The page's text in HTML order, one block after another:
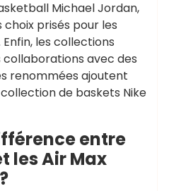
Michael Jordan,
prisés pour les
les collections
avec des
renommées ajoutent
de baskets Nike
entre
les Air Max